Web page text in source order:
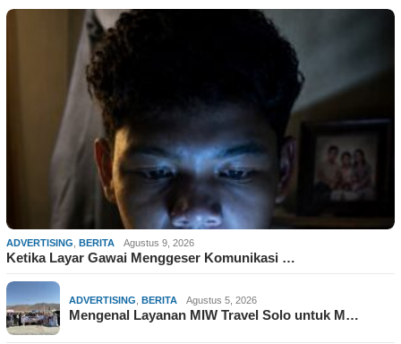
ADVERTISING BERITA Agustus 9, 2026
Ketika Layar Gawai Menggeser Komunikasi …
ADVERTISING BERITA Agustus 5, 2026
Mengenal Layanan MIW Travel Solo untuk M…